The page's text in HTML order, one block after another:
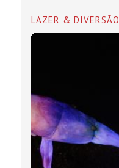
LAZER & DIVERSÃO